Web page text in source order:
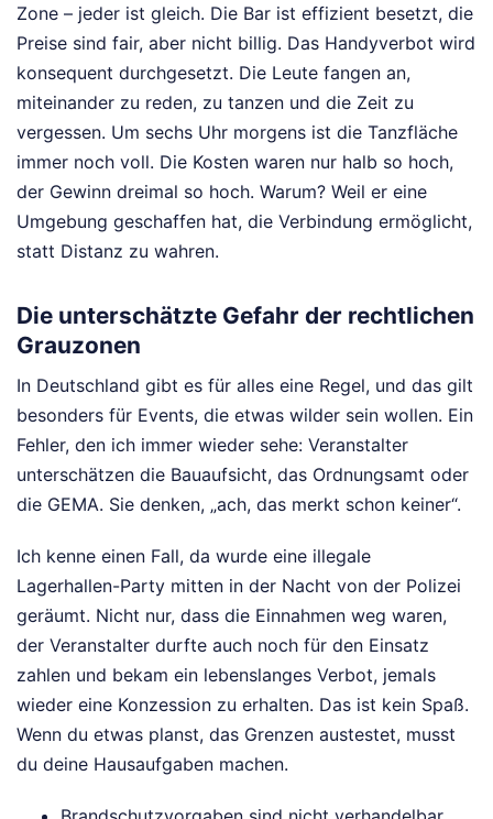
Zone – jeder ist gleich. Die Bar ist effizient besetzt, die
Preise sind fair, aber nicht billig. Das Handyverbot wird
konsequent durchgesetzt. Die Leute fangen an,
miteinander zu reden, zu tanzen und die Zeit zu
vergessen. Um sechs Uhr morgens ist die Tanzfläche
immer noch voll. Die Kosten waren nur halb so hoch,
der Gewinn dreimal so hoch. Warum? Weil er eine
Umgebung geschaffen hat, die Verbindung ermöglicht,
statt Distanz zu wahren.
Die unterschätzte Gefahr der rechtlichen
Grauzonen
In Deutschland gibt es für alles eine Regel, und das gilt
besonders für Events, die etwas wilder sein wollen. Ein
Fehler, den ich immer wieder sehe: Veranstalter
unterschätzen die Bauaufsicht, das Ordnungsamt oder
die GEMA. Sie denken, „ach, das merkt schon keiner“.
Ich kenne einen Fall, da wurde eine illegale
Lagerhallen-Party mitten in der Nacht von der Polizei
geräumt. Nicht nur, dass die Einnahmen weg waren,
der Veranstalter durfte auch noch für den Einsatz
zahlen und bekam ein lebenslanges Verbot, jemals
wieder eine Konzession zu erhalten. Das ist kein Spaß.
Wenn du etwas planst, das Grenzen austestet, musst
du deine Hausaufgaben machen.